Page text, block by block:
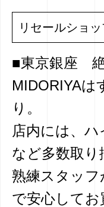
リセールショ
■東京銀座
MIDORIYAは
り。
店内には、
など多数取り
熟練スタッ
で安心してお